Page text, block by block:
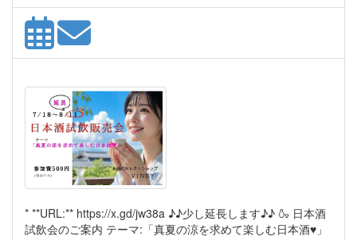
* **URL:** https://x.gd/jw38a ♪♪少し延長します♪♪ 🍶 日本酒
試飲会のご案内 テーマ:「真夏の涼を求めて楽しむ日本酒♥」